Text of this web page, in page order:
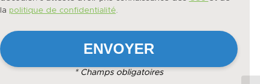
la politique de confidentialité.
* Champs obligatoires